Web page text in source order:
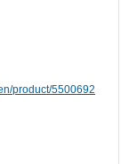
product/5500692